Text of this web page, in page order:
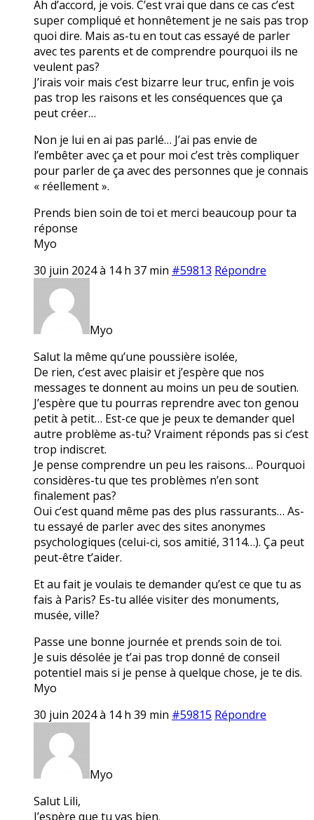
Ah d’accord, je vois. C’est vrai que dans ce cas c’est
super compliqué et honnêtement je ne sais pas trop
quoi dire. Mais as-tu en tout cas essayé de parler
avec tes parents et de comprendre pourquoi ils ne
veulent pas?
J’irais voir mais c’est bizarre leur truc, enfin je vois
pas trop les raisons et les conséquences que ça
peut créer…
Non je lui en ai pas parlé… J’ai pas envie de
l’embêter avec ça et pour moi c’est très compliquer
pour parler de ça avec des personnes que je connais
« réellement ».
Prends bien soin de toi et merci beaucoup pour ta
réponse
Myo
30 juin 2024 à 14 h 37 min #59813 Répondre
Myo
Salut la même qu’une poussière isolée,
De rien, c’est avec plaisir et j’espère que nos
messages te donnent au moins un peu de soutien.
J’espère que tu pourras reprendre avec ton genou
petit à petit… Est-ce que je peux te demander quel
autre problème as-tu? Vraiment réponds pas si c’est
trop indiscret.
Je pense comprendre un peu les raisons… Pourquoi
considères-tu que tes problèmes n’en sont
finalement pas?
Oui c’est quand même pas des plus rassurants… As-
tu essayé de parler avec des sites anonymes
psychologiques (celui-ci, sos amitié, 3114…). Ça peut
peut-être t’aider.
Et au fait je voulais te demander qu’est ce que tu as
fais à Paris? Es-tu allée visiter des monuments,
musée, ville?
Passe une bonne journée et prends soin de toi.
Je suis désolée je t’ai pas trop donné de conseil
potentiel mais si je pense à quelque chose, je te dis.
Myo
30 juin 2024 à 14 h 39 min #59815 Répondre
Myo
Salut Lili,
J’espère que tu vas bien.